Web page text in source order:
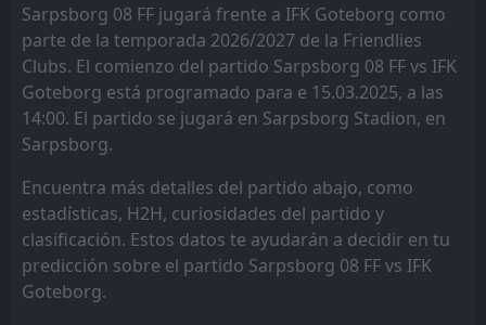
17:00
19Aug
Olympic
IFK Goteborg
12:00
16 Aug
Degerfors IF
14:30
09Aug
IFK Goteborg
kalmar FF
17:00
06Aug
IFK Goteborg
0
Sarpsborg 08 FF jugará frente a IFK Goteborg como
parte de la temporada 2026/2027 de la Friendlies
Clubs. El comienzo del partido Sarpsborg 08 FF vs IFK
Goteborg está programado para e 15.03.2025, a las
14:00. El partido se jugará en Sarpsborg Stadion, en
Sarpsborg.
Encuentra más detalles del partido abajo, como
estadísticas, H2H, curiosidades del partido y
clasificación. Estos datos te ayudarán a decidir en tu
predicción sobre el partido Sarpsborg 08 FF vs IFK
Goteborg.